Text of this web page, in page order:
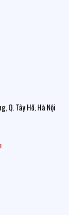
Q. Tây Hồ, Hà Nội